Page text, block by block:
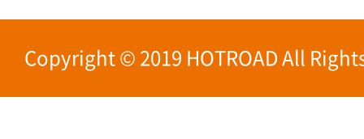
Copyright © 2019 HOTROAD All